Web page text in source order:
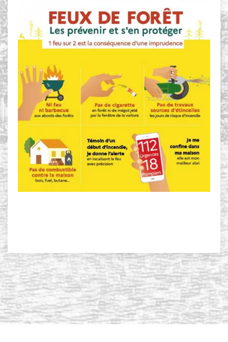
Les prévenir et s'en protéger
1 feu sur 2 est la conséquence d'une
Ni feu ni barbecue aux abords de forêts
Pas de cigarette en forêt ou de mégot jeté
par la fenêtre de la voiture
Pas de travaux sources d'étincelles les
jours de risque d'incendie
Pas de combustible contre la maison (bois,
Témoin d'un début d'incendie, je donne